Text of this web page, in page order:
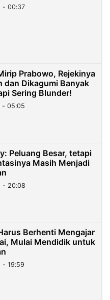
- 00:37
Prabowo, Rejekinya
dan Dikagumi Banyak
Sering Blunder!
- 05:05
Peluang Besar, tetapi
Masih Menjadi
- 20:08
Berhenti Mengajar
Mulai Mendidik untuk
- 19:59